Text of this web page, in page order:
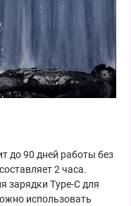
до 90 дней работы без
2 часа.
зарядки Type-C для
использовать